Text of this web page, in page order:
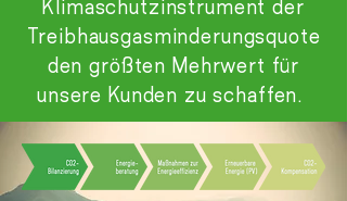
Klimaschutzinstrument der
Treibhausgasminderungsquote
den größten Mehrwert für
unsere Kunden zu schaffen.